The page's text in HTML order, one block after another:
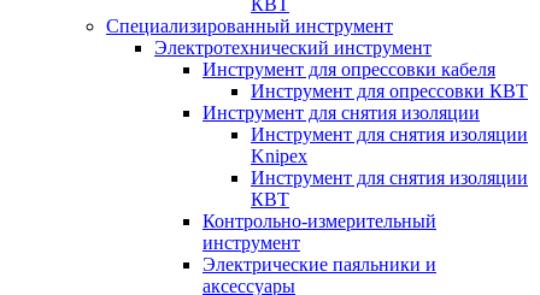
КВТ
Специализированный инструмент
Электротехнический инструмент
Инструмент для опрессовки кабеля
Инструмент для опрессовки КВТ
Инструмент для снятия изоляции
Инструмент для снятия изоляции
Knipex
Инструмент для снятия изоляции
КВТ
Контрольно-измерительный
инструмент
Электрические паяльники и
аксессуары